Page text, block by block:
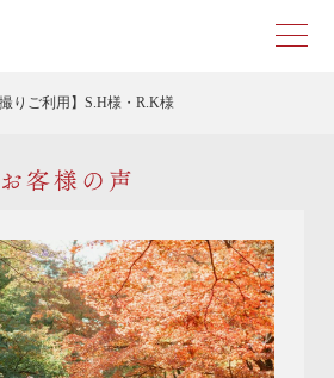
撮りご利用】S.H様・R.K様